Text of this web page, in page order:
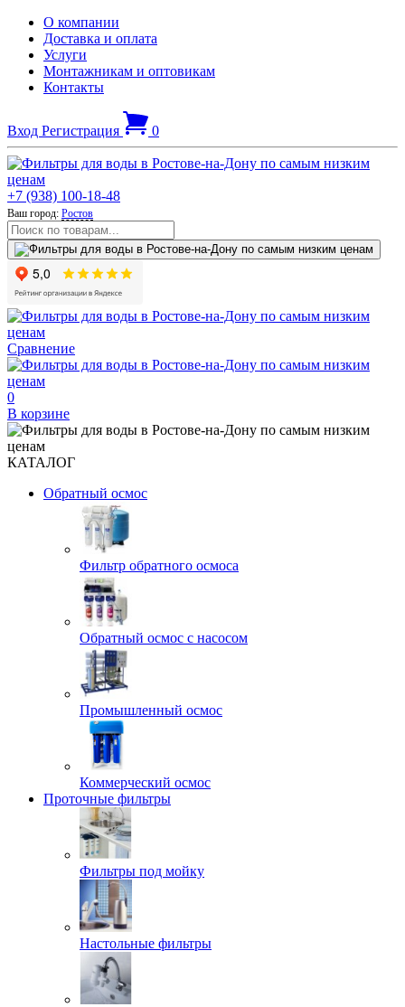
О компании
Доставка и оплата
Услуги
Монтажникам и оптовикам
Контакты
Вход Регистрация 0
+7 (938) 100-18-48
Ваш город: Ростов
Сравнение
0
В корзине
КАТАЛОГ
Обратный осмос
Фильтр обратного осмоса
Обратный осмос с насосом
Промышленный осмос
Коммерческий осмос
Проточные фильтры
Фильтры под мойку
Настольные фильтры